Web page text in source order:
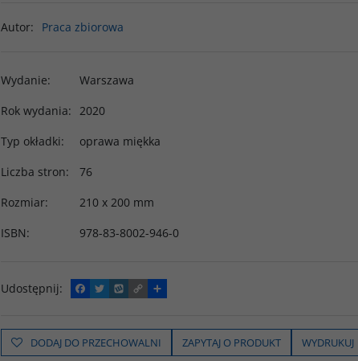
Autor: Praca zbiorowa
Wydanie:
Warszawa
Rok wydania: 2020
Typ okładki:
oprawa miękka
Liczba stron:
76
Rozmiar:
210 x 200 mm
ISBN: 978-83-8002-946-0
Udostępnij:
F
a
e
b
o
T
w
t
t
e
W
y
o
p
C
o
y
L
i
P
o
z
i
e
DODAJ DO PRZECHOWALNI ZAPYTAJ O PRODUKT WYDRUKUJ